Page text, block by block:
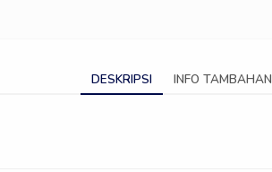
DESKRIPSI INFO TAMBAHAN